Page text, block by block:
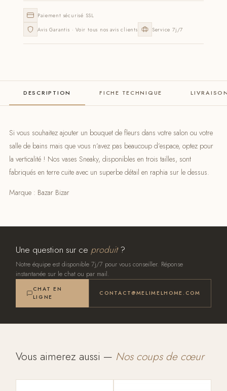
Paiement sécurisé SSL
Avis Garantis · Voir tous nos avis clients
Service 7j/7
DESCRIPTION FICHE TECHNIQUE
Si vous souhaitez ajouter un bouquet de fleurs dans votre salon ou votre
salle de bains mais que vous n’avez pas beaucoup d’espace, optez pour
la verticalité ! Nos vases Sneaky, disponibles en trois tailles, sont
fabriqués en terre cuite avec un superbe détail en raphia sur le dessus.
Marque : Bazar Bizar
Une question sur ce produit?
Notre équipe est disponible 7j/7 pour vous conseiller. Réponse
instantanée sur le chat ou par mail.
CHAT EN
LIGNE
CONTACT@MELIMELHOME.COM
Vous aimerez aussi — Nos coups de cœur